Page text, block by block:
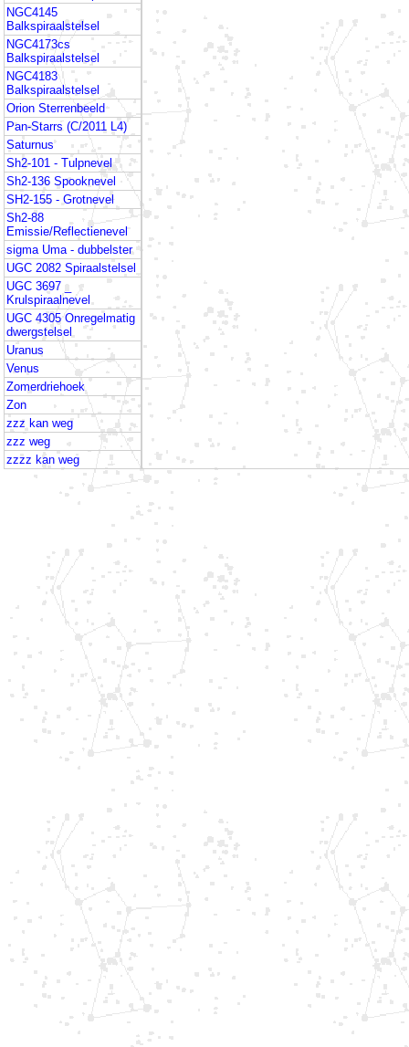
NGC4145
Balkspiraalstelsel
NGC4173cs
Balkspiraalstelsel
NGC4183
Balkspiraalstelsel
Orion Sterrenbeeld
Pan-Starrs (C/2011 L4)
Saturnus
Sh2-101 - Tulpnevel
Sh2-136 Spooknevel
SH2-155 - Grotnevel
Sh2-88
Emissie/Reflectienevel
sigma Uma - dubbelster
UGC 2082 Spiraalstelsel
UGC 3697 _
Krulspiraalnevel
UGC 4305 Onregelmatig
dwergstelsel
Uranus
Venus
Zomerdriehoek
Zon
zzz kan weg
zzz weg
zzzz kan weg